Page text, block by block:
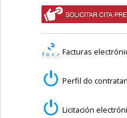
Facturas
Perfil do
Licitación